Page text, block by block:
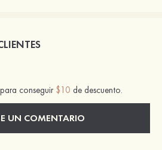
conseguir $10 de descuento.
UN COMENTARIO